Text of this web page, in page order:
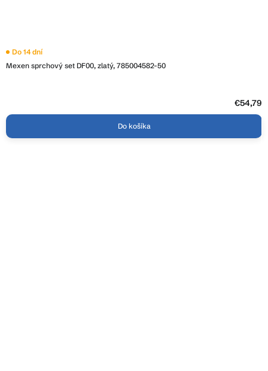
Mexen sprchový set DF00, zlatý, 785004582-50
Do 14 dní
€54,79
Do košíka